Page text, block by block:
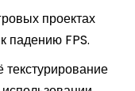
проектах
падению FPS.
текстурирование